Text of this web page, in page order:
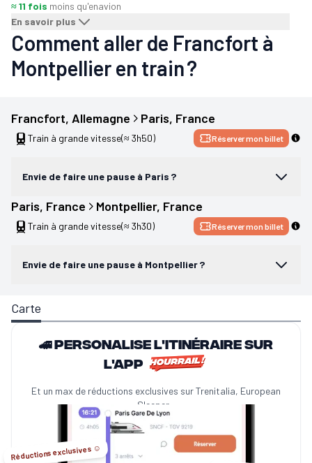
≈ 11 fois moins qu'enavion
En savoir plus
Comment aller de Francfort à
Montpellier en train ?
Francfort, Allemagne Paris, France
Train à grande vitesse(≈ 3h50) Réserver mon billet
Envie de faire une pause à Paris ?
Paris, France Montpellier, France
Train à grande vitesse(≈ 3h30) Réserver mon billet
Envie de faire une pause à Montpellier ?
Carte
🚄 Personalise l'itinéraire sur
l'app
Et un max de réductions exclusives sur Trenitalia, European
Sleeper...
Réductions exclusives ☺️